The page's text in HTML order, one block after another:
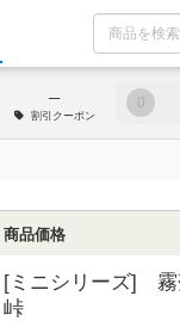
通販ストア
─
割引 クーポン
0
商品価格
[ミニシリーズ] 霧
峠